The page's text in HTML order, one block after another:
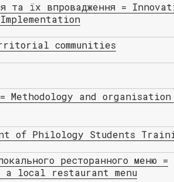
та їх впровадження =
communities
= Methodology and
of Philology Students
ресторанного меню =
local restaurant menu